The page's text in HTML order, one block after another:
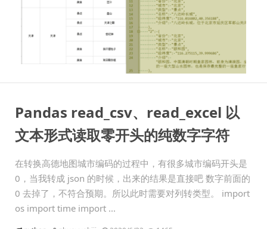
Pandas read_csv、read_excel 以
文本形式读取零开头的纯数字字符
在转换高德地图城市编码的过程中，有很多城市编码开头是
0，当我转成 json 的时候，出来的结果是直接吧 数字前面的
0 去掉了，不符合预期。所以此时需要对列转类型。 import
os import time import ...